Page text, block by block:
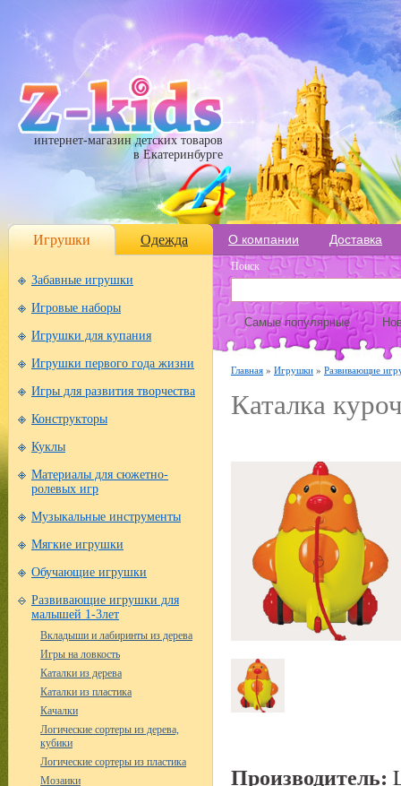
интернет-магазин детских товаров
в Екатеринбурге
Игрушки Одежда О компании Доставка
Забавные игрушки
Игровые наборы
Игрушки для купания
Игрушки первого года жизни
Игры для развития творчества
Конструкторы
Куклы
Материалы для сюжетно-
ролевых игр
Музыкальные инструменты
Мягкие игрушки
Обучающие игрушки
Развивающие игрушки для
малышей 1-3лет
Вкладыши и лабиринты из дерева
Игры на ловкость
Каталки из дерева
Каталки из пластика
Качалки
Логические сортеры из дерева,
кубики
Логические сортеры из пластика
Мозаики
Поиск
Самые популярные
Главная » Игрушки » Развивающие
Каталка
Производитель: